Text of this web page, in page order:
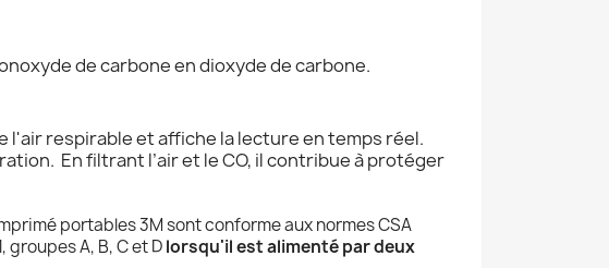
de carbone en dioxyde de carbone.
l'air respirable et affiche la lecture en temps réel.
En filtrant l’air et le CO, il contribue à protéger
portables 3M sont conforme aux normes CSA
A, B, C et Dlorsqu'il est alimenté par deux